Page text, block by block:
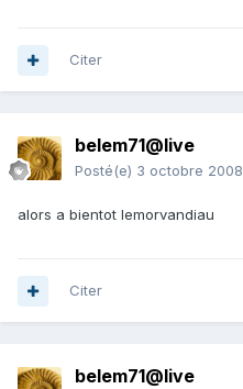
Citer
belem71@live
Posté(e) 3 octobre 2008
alors a bientot lemorvandiau
Citer
belem71@live